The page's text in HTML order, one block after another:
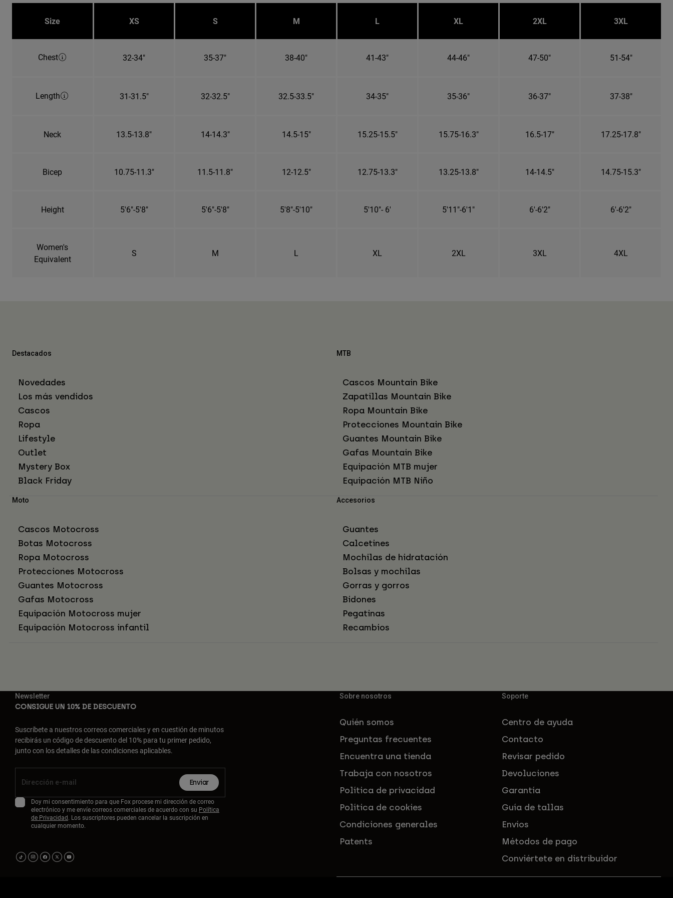
Size XS S M L XL 2XL 3XL
Chest 32-34" 35-37" 38-40" 41-43" 44-46" 47-50" 51-54"
Length 31-31.5" 32-32.5" 32.5-33.5" 34-35" 35-36" 36-37" 37-38"
Neck 13.5-13.8" 14-14.3" 14.5-15" 15.25-15.5" 15.75-16.3" 16.5-17" 17.25-17.8"
Bicep 10.75-11.3" 11.5-11.8" 12-12.5" 12.75-13.3" 13.25-13.8" 14-14.5" 14.75-15.3"
Height 5'6"-5'8" 5'6"-5'8" 5'8"-5'10" 5'10"- 6' 5'11"-6'1" 6'-6'2" 6'-6'2"
Women's
Equivalent
S M L XL 2XL 3XL 4XL
Destacados
Novedades
Los más vendidos
Cascos
Ropa
Lifestyle
Outlet
Mystery Box
Black Friday
MTB
Cascos Mountain Bike
Zapatillas Mountain Bike
Ropa Mountain Bike
Protecciones Mountain Bike
Guantes Mountain Bike
Gafas Mountain Bike
Equipación MTB mujer
Equipación MTB Niño
Moto
Cascos Motocross
Botas Motocross
Ropa Motocross
Protecciones Motocross
Guantes Motocross
Gafas Motocross
Equipación Motocross mujer
Equipación Motocross infantil
Accesorios
Guantes
Calcetines
Mochilas de hidratación
Bolsas y mochilas
Gorras y gorros
Bidones
Pegatinas
Recambios
Newsletter
CONSIGUE UN 10% DE DESCUENTO
Suscríbete a nuestros correos comerciales y en cuestión de minutos
recibirás un código de descuento del 10% para tu primer pedido,
junto con los detalles de las condiciones aplicables.
Enviar
Doy mi consentimiento para que Fox procese mi dirección de correo
electrónico y me envíe correos comerciales de acuerdo con su Política
de Privacidad. Los suscriptores pueden cancelar la suscripción en
cualquier momento.
Sobre nosotros
Quién somos
Preguntas frecuentes
Encuentra una tienda
Trabaja con nosotros
Política de privacidad
Política de cookies
Condiciones generales
Patents
Soporte
Centro de ayuda
Contacto
Revisar pedido
Devoluciones
Garantía
Guía de tallas
Envíos
Métodos de pago
Conviértete en distribuidor